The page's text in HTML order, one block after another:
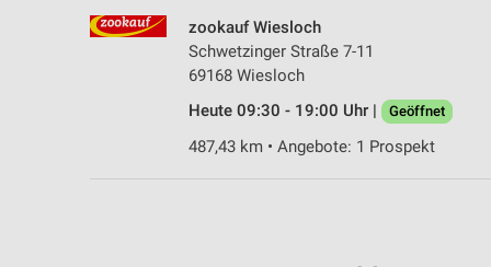
zookauf Wiesloch
Schwetzinger Straße 7-11
69168 Wiesloch
Heute 09:30 - 19:00 Uhr |
Geöffnet
487,43 km • Angebote: 1 Prospekt